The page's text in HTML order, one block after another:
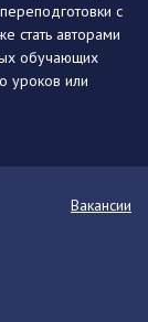
с
стать авторами
обучающих
уроков или
Вакансии